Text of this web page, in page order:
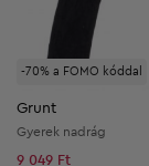
-70% a FOMO kóddal
Grunt
Gyerek nadrág
9 049 Ft